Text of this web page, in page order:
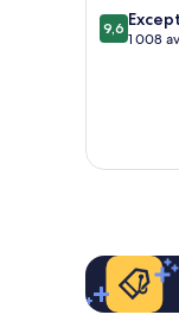
9.6
sur
9,6
1 008